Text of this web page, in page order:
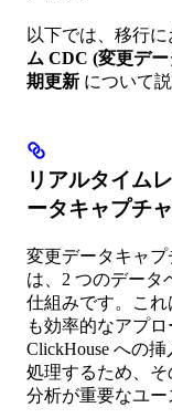
以下では、移行に
ム CDC (変更デ
期更新 について
リアルタイム
ータキャプチ
変更データキャ
は、2 つのデータ
仕組みです。これ
も効率的なアプロ
ClickHouse への
処理するため、
分析が重要なユー